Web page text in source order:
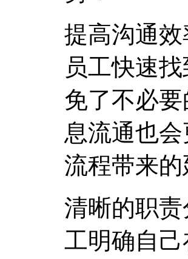
提高沟通
员工快速
免了不必
息流通也
流程带来的
清晰的职
工明确自